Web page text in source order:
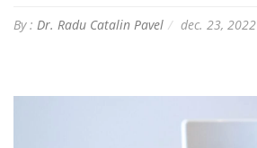
By : Dr. Radu Catalin Pavel dec. 23, 2022